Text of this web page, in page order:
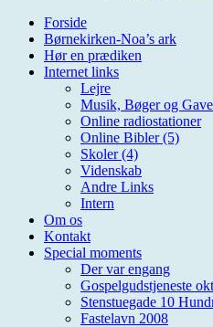
Forside
Børnekirken-Noa’s ark
Hør en prædiken
Internet links
Lejre
Musik, Bøger og
Online radiostationer
Online Bibler (5)
Skoler (4)
Videnskab
Andre Links
Intern
Om os
Kontakt
Special moments
Der var engang
Gospelgudstjeneste
Stenstuegade 10
Fastelavn 2008